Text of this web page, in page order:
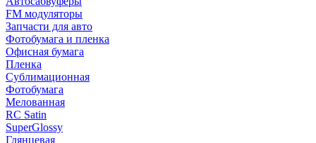
FM модуляторы
Запчасти для авто
Фотобумага и пленка
Офисная бумага
Пленка
Сублимационная
Фотобумага
Мелованная
RC Satin
SuperGlossy
Глянцевая